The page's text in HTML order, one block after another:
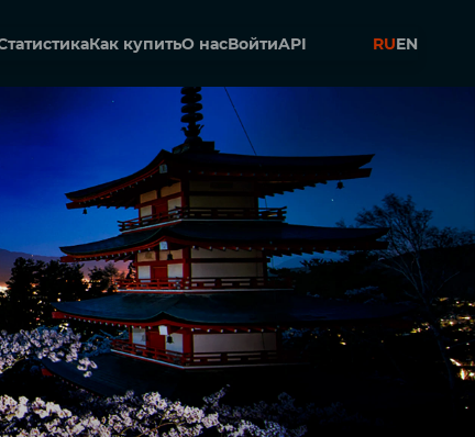
Как купитьО насВойтиAPI RUEN